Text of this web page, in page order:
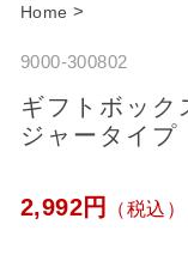
Home >
9000-300802
ギフトボッ
ジャータイプ
通
2,992円 （税込）